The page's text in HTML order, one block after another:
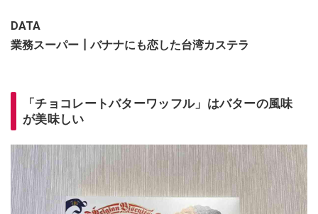
DATA
業務スーパー┃バナナにも恋した台湾カステラ
「チョコレートバターワッフル」はバターの風味
が美味しい